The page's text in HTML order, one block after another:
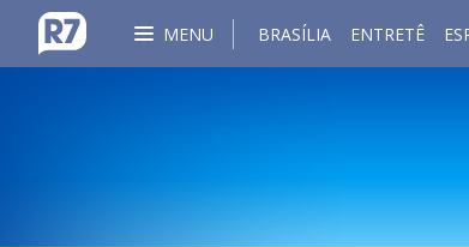
MENU BRASÍLIA ENTRETÊ